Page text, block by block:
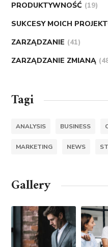
PRODUKTYWNOŚĆ (19)
SUKCESY MOICH
ZARZĄDZANIE (41)
ZARZĄDZANIE ZMIANĄ
Tagi
ANALYSIS BUSINESS
MARKETING NEWS
Gallery